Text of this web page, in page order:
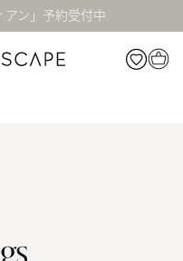
アン」予約受付中